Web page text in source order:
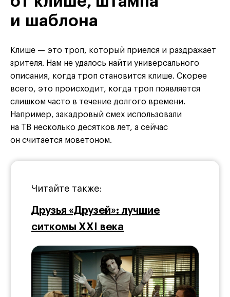
и шаблона
Клише — это троп, который приелся и раздражает
зрителя. Нам не удалось найти универсального
описания, когда троп становится клише. Скорее
всего, это происходит, когда троп появляется
слишком часто в течение долгого времени.
Например, закадровый смех использовали
на ТВ несколько десятков лет, а сейчас
он считается моветоном.
Читайте также:
Друзья «Друзей»: лучшие
ситкомы XXI века